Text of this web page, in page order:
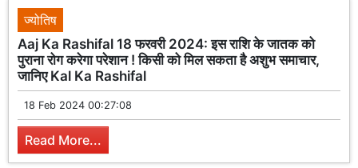
ज्योतिष
Aaj Ka Rashifal 18 फरवरी 2024: इस राशि के जातक को
पुराना रोग करेगा परेशान ! किसी को मिल सकता है अशुभ समाचार,
जानिए Kal Ka Rashifal
18 Feb 2024 00:27:08
Read More...